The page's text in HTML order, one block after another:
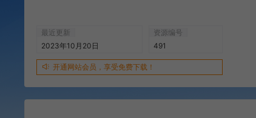
最近更新
2023年10月20日
资源编号
491
开通网站会员，享受免费下载！